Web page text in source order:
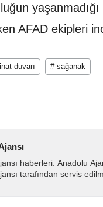
AFAD ekipleri
duvarı # sağanak
haberleri. Anadolu
tarafından servis